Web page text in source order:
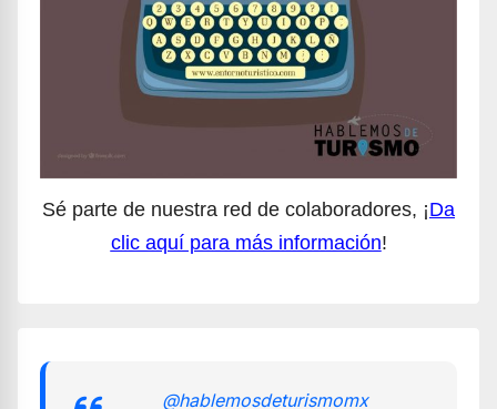
Sé parte de nuestra red de colaboradores, ¡Da
clic aquí para más información!
@hablemosdeturismomx